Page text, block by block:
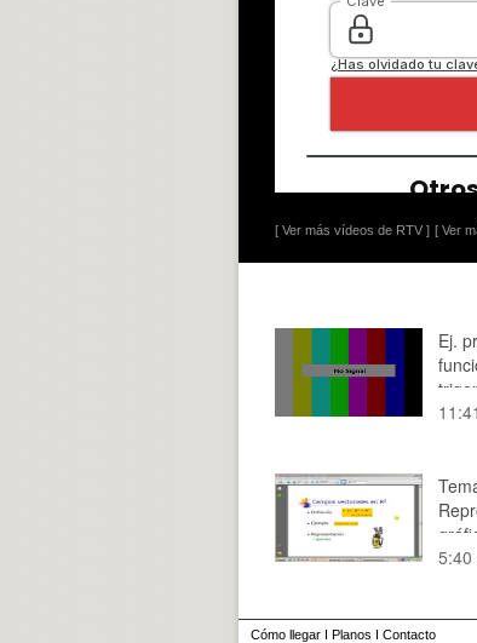
[ Ver más vídeos de RTV ] [ Ver
Ej.
5:40
Cómo llegar I Planos I Contacto